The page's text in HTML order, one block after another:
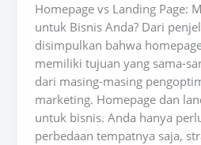
Homepage vs Landing Page:
untuk Bisnis Anda? Dari
disimpulkan bahwa
memiliki tujuan yang sama-
dari masing-masing
marketing. Homepage dan
untuk bisnis. Anda hanya
perbedaan tempatnya saja,